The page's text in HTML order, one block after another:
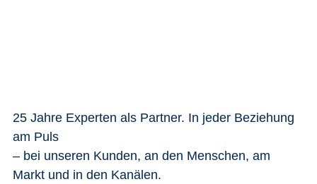
25 Jahre Experten als Partner. In jeder Beziehung
am Puls
– bei unseren Kunden, an den Menschen, am
Markt und in den Kanälen.